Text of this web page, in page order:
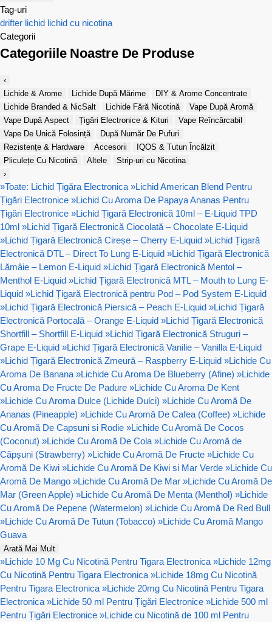
Tag-uri
drifter lichid lichid cu nicotina
Categorii
Categoriile Noastre De Produse
‹
Lichide & Arome
Lichide După Mărime
DIY & Arome Concentrate
Lichide Branded & NicSalt
Lichide Fără Nicotină
Vape După Aromă
Vape După Aspect
Țigări Electronice & Kituri
Vape Reîncărcabil
Vape De Unică Folosință
După Număr De Pufuri
Rezistențe & Hardware
Accesorii
IQOS & Tutun Încălzit
Pliculețe Cu Nicotină
Altele
Strip-uri cu Nicotina
›
»Toate: Lichid Țigăra Electronica »Lichid American Blend Pentru
Țigări Electronice »Lichid Cu Aroma De Papaya Ananas Pentru
Țigări Electronice »Lichid Țigară Electronică 10ml – E-Liquid TPD
10ml »Lichid Țigară Electronică Ciocolată – Chocolate E-Liquid
»Lichid Țigară Electronică Cireșe – Cherry E-Liquid »Lichid Țigară
Electronică DTL – Direct To Lung E-Liquid »Lichid Țigară Electronică
Lămâie – Lemon E-Liquid »Lichid Țigară Electronică Mentol –
Menthol E-Liquid »Lichid Țigară Electronică MTL – Mouth to Lung E-
Liquid »Lichid Țigară Electronică pentru Pod – Pod System E-Liquid
»Lichid Țigară Electronică Piersică – Peach E-Liquid »Lichid Țigară
Electronică Portocală – Orange E-Liquid »Lichid Țigară Electronică
Shortfill – Shortfill E-Liquid »Lichid Țigară Electronică Struguri –
Grape E-Liquid »Lichid Țigară Electronică Vanilie – Vanilla E-Liquid
»Lichid Țigară Electronică Zmeură – Raspberry E-Liquid »Lichide Cu
Aroma De Banana »Lichide Cu Aroma De Blueberry (Afine) »Lichide
Cu Aroma De Fructe De Padure »Lichide Cu Aroma De Kent
»Lichide Cu Aroma Dulce (Lichide Dulci) »Lichide Cu Aromă De
Ananas (Pineapple) »Lichide Cu Aromă De Cafea (Coffee) »Lichide
Cu Aromă De Capsuni si Rodie »Lichide Cu Aromă De Cocos
(Coconut) »Lichide Cu Aromă De Cola »Lichide Cu Aromă de
Căpșuni (Strawberry) »Lichide Cu Aromă De Fructe »Lichide Cu
Aromă De Kiwi »Lichide Cu Aromă De Kiwi si Mar Verde »Lichide Cu
Aromă De Mango »Lichide Cu Aromă De Mar »Lichide Cu Aromă De
Mar (Green Apple) »Lichide Cu Aromă De Menta (Menthol) »Lichide
Cu Aromă De Pepene (Watermelon) »Lichide Cu Aromă De Red Bull
»Lichide Cu Aromă De Tutun (Tobacco) »Lichide Cu Aromă Mango
Guava
Arată Mai Mult
»Lichide 10 Mg Cu Nicotină Pentru Tigara Electronica »Lichide 12mg
Cu Nicotină Pentru Tigara Electronica »Lichide 18mg Cu Nicotină
Pentru Tigara Electronica »Lichide 20mg Cu Nicotină Pentru Tigara
Electronica »Lichide 50 ml Pentru Țigări Electronice »Lichide 500 ml
Pentru Țigări Electronice »Lichide cu Nicotină de 100 ml Pentru